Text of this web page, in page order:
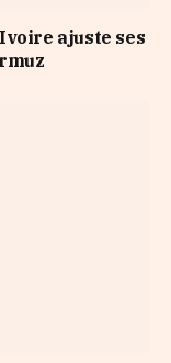
ajuste ses